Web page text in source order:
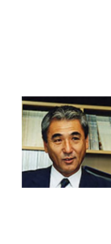
展示場
見学会
資料請求
POSTS